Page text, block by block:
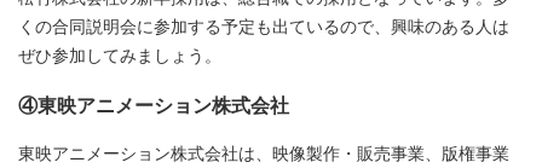
くの合同説明会に参加する予定も出ているので、興味のある人は
ぜひ参加してみましょう。
④東映アニメーション株式会社
東映アニメーション株式会社は、映像製作・販売事業、版権事業